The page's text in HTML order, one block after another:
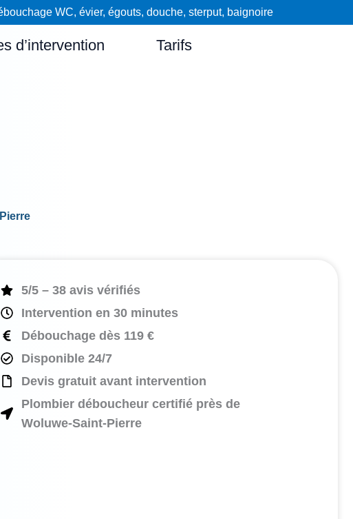
WC, évier, égouts, douche, sterput, baignoire
d’intervention
Tarifs
5/5 – 38 avis vérifiés
Intervention en 30 minutes
Débouchage dès 119 €
Disponible 24/7
Devis gratuit avant intervention
Plombier déboucheur certifié près de
Woluwe‑Saint‑Pierre